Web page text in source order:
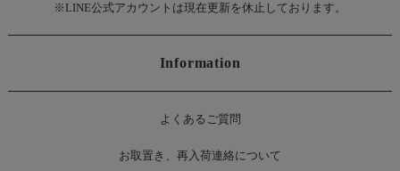
※LINE公式アカウントは現在更新を休止しております。
Information
よくあるご質問
お取置き、再入荷連絡について